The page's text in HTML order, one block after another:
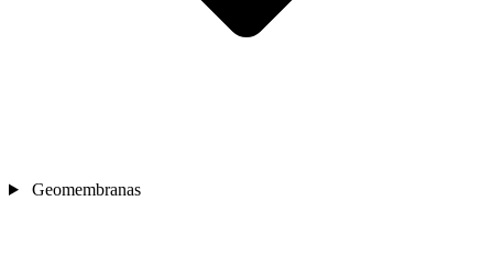
Geomembranas